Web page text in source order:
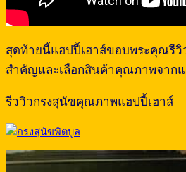
สุดท้ายนี้แฮปปี้เฮาส์ขอบพระคุณรีวิ
สำคัญและเลือกสินค้าคุณภาพจากแ
รีววิวกรงสุนัขคุณภาพแฮปปี้เฮาส์